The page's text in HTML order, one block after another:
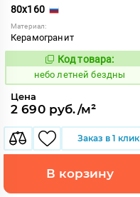
80x160
Материал:
Керамогранит
1115252
Код товара:
небо летней бездны
Цена
2 690 руб./м²
Заказ в 1 клик
В корзину